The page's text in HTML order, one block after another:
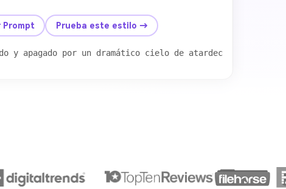
luz dorada cálida proyectando sombras naturales
Prompt Prueba este estilo →
y apagado por un dramático cielo de atardecer